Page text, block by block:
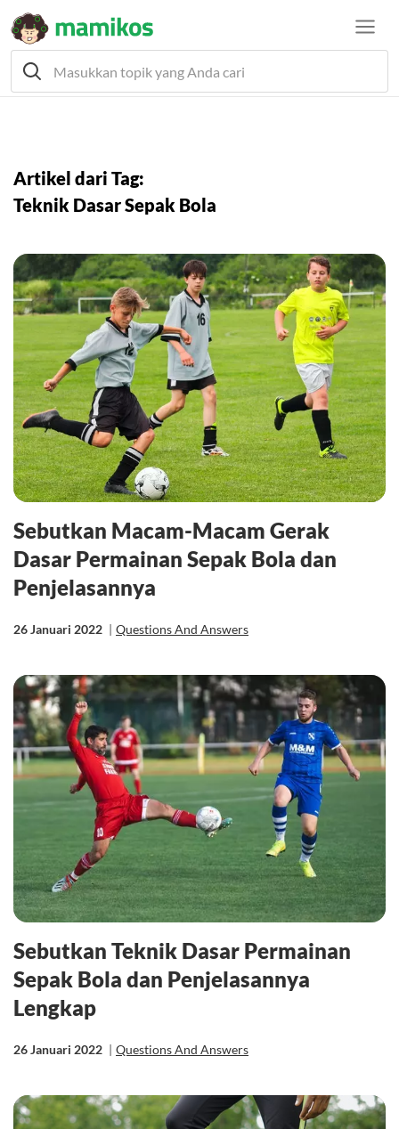
Artikel dari Tag:
Teknik Dasar Sepak Bola
Sebutkan Macam-Macam Gerak
Dasar Permainan Sepak Bola dan
Penjelasannya
26 Januari 2022 | Questions And Answers
Sebutkan Teknik Dasar Permainan
Sepak Bola dan Penjelasannya
Lengkap
26 Januari 2022 | Questions And Answers